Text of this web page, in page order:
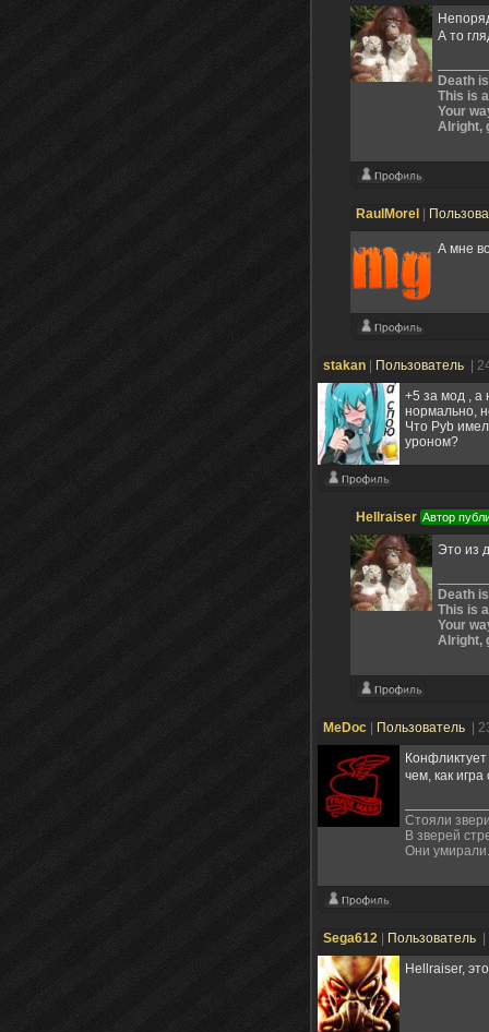
А то
Death
This is
Your
Alright,
RaulMorel
А мне
stakan Пользователь
|
+5 за мод , а
нормально,
Что Pyb
уроном?
Hellraiser Автор
Это из
Death
This is
Your
Alright,
MeDoc Пользователь
|
чем, как
Стояли
В зверей
Они умирали.
Sega612 Пользователь
Hellraiser,